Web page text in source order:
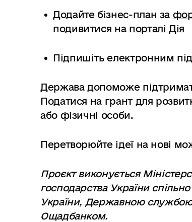
Додайте бізнес-план за
подивитися на порталі Дія
Підпишіть електронним
Держава допоможе
Податися на грант для
або фізичні особи.
Перетворюйте ідеї на нові
Проєкт виконується
господарства України
України, Державною службою
Ощадбанком.